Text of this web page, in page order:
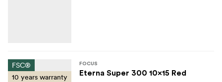
FSC®
10 years warranty
FOCUS
Eterna Super 300 10x15 Red